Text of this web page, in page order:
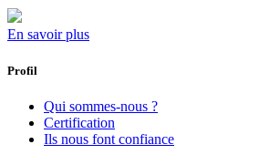
En savoir plus
Profil
Qui sommes-nous ?
Certification
Ils nous font confiance